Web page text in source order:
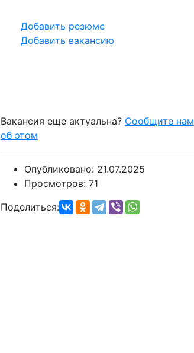
Добавить резюме
Добавить вакансию
Вакансия еще актуальна? Сообщите нам
об этом
Опубликовано: 21.07.2025
Просмотров: 71
Поделиться: